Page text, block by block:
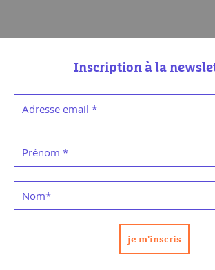
Inscription à la
Adresse email *
Prénom *
Nom*